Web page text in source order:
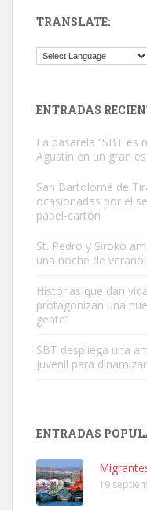
El ayuntamiento se va a
Gato manso encontrado
Este gato macho ha
es muy manso y
Leales.org » Gran Canaria
TRANSLATE:
ENTRADAS
La pasarela “SBT es
Agustín en un gran
San Bartolomé de
ocasionadas por el
papel-cartón
St. Pedro y Siroko
una noche de verano
Historias que dan
protagonizan una
gente”
SBT despliega una
juvenil para
ENTRADAS
19